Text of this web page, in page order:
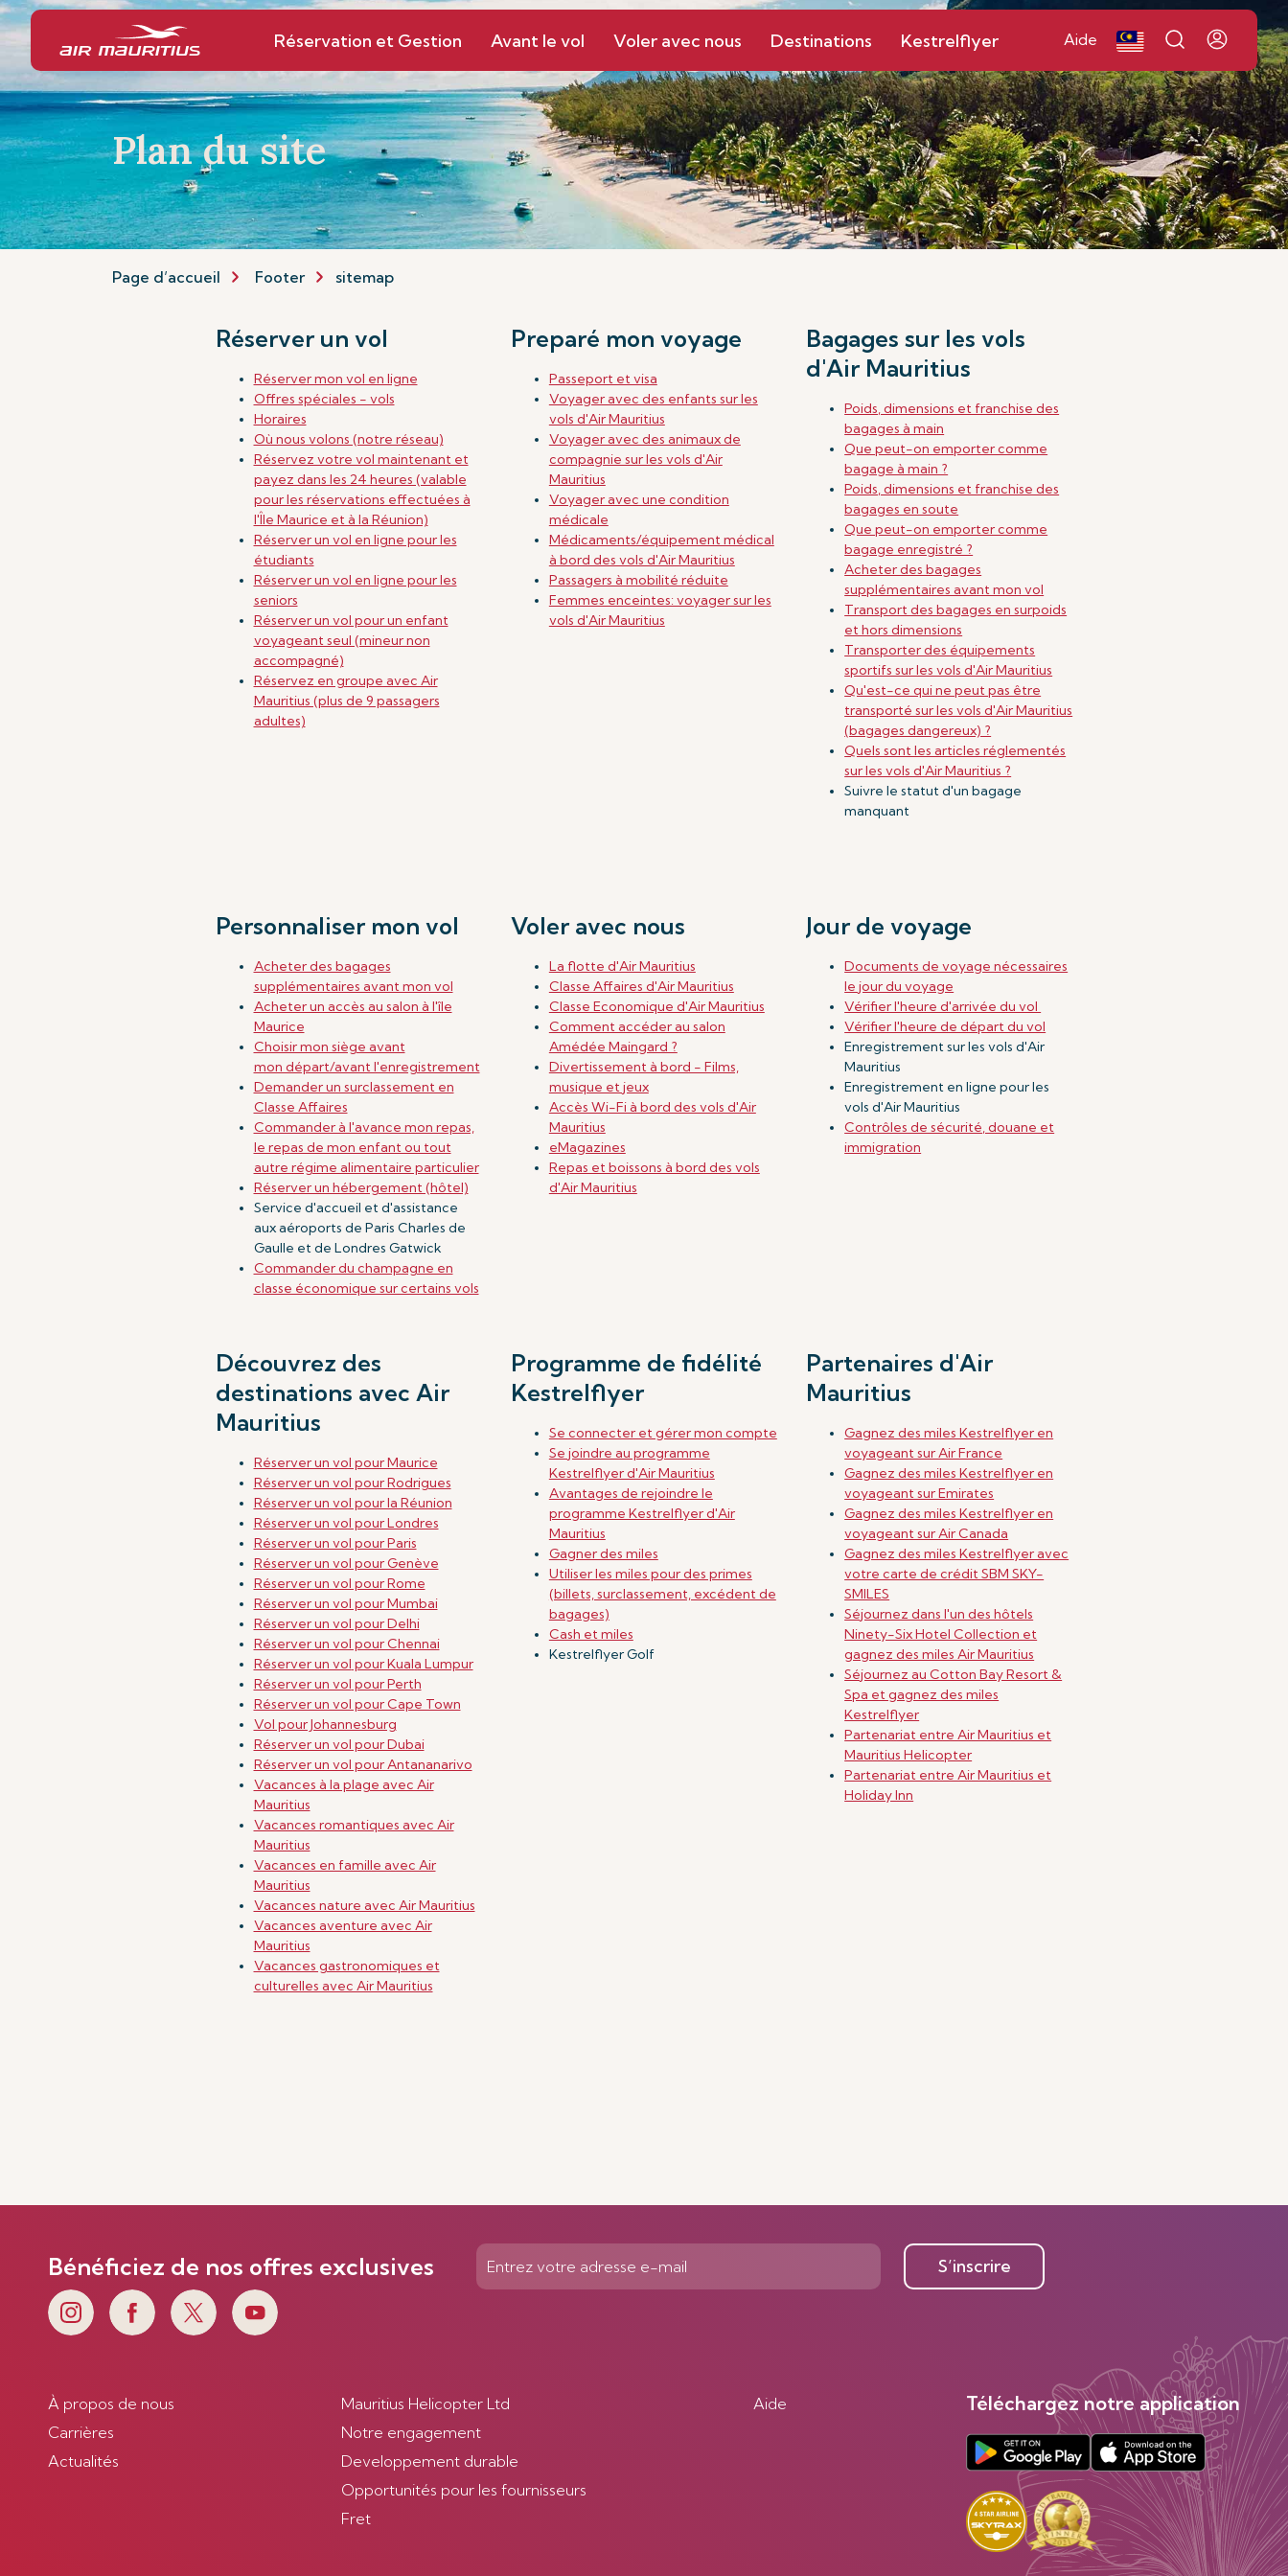
Réservation et Gestion Avant le vol Voler avec nous Destinations Kestrelflyer Aide
Plan du site
Page d’accueil Footer sitemap
Réserver un vol
Réserver mon vol en ligne
Offres spéciales - vols
Horaires
Où nous volons (notre réseau)
Réservez votre vol maintenant et
payez dans les 24 heures (valable
pour les réservations effectuées à
l'Île Maurice et à la Réunion)
Réserver un vol en ligne pour les
étudiants
Réserver un vol en ligne pour les
seniors
Réserver un vol pour un enfant
voyageant seul (mineur non
accompagné)
Réservez en groupe avec Air
Mauritius (plus de 9 passagers
adultes)
Preparé mon voyage
Passeport et visa
Voyager avec des enfants sur les
vols d'Air Mauritius
Voyager avec des animaux de
compagnie sur les vols d'Air
Mauritius
Voyager avec une condition
médicale
Médicaments/équipement médical
à bord des vols d'Air Mauritius
Passagers à mobilité réduite
Femmes enceintes: voyager sur les
vols d'Air Mauritius
Bagages sur les vols
d'Air Mauritius
Poids, dimensions et franchise des
bagages à main
Que peut-on emporter comme
bagage à main ?
Poids, dimensions et franchise des
bagages en soute
Que peut-on emporter comme
bagage enregistré ?
Acheter des bagages
supplémentaires avant mon vol
Transport des bagages en surpoids
et hors dimensions
Transporter des équipements
sportifs sur les vols d'Air Mauritius
Qu'est-ce qui ne peut pas être
transporté sur les vols d'Air Mauritius
(bagages dangereux) ?
Quels sont les articles réglementés
sur les vols d'Air Mauritius ?
Suivre le statut d'un bagage
manquant
Personnaliser mon vol
Acheter des bagages
supplémentaires avant mon vol
Acheter un accès au salon à l'île
Maurice
Choisir mon siège avant
mon départ/avant l'enregistrement
Demander un surclassement en
Classe Affaires
Commander à l'avance mon repas,
le repas de mon enfant ou tout
autre régime alimentaire particulier
Réserver un hébergement (hôtel)
Service d'accueil et d'assistance
aux aéroports de Paris Charles de
Gaulle et de Londres Gatwick
Commander du champagne en
classe économique sur certains vols
Voler avec nous
La flotte d'Air Mauritius
Classe Affaires d'Air Mauritius
Classe Economique d'Air Mauritius
Comment accéder au salon
Amédée Maingard ?
Divertissement à bord - Films,
musique et jeux
Accès Wi-Fi à bord des vols d'Air
Mauritius
eMagazines
Repas et boissons à bord des vols
d'Air Mauritius
Jour de voyage
Documents de voyage nécessaires
le jour du voyage
Vérifier l'heure d'arrivée du vol
Vérifier l'heure de départ du vol
Enregistrement sur les vols d'Air
Mauritius
Enregistrement en ligne pour les
vols d'Air Mauritius
Contrôles de sécurité, douane et
immigration
Découvrez des
destinations avec Air
Mauritius
Réserver un vol pour Maurice
Réserver un vol pour Rodrigues
Réserver un vol pour la Réunion
Réserver un vol pour Londres
Réserver un vol pour Paris
Réserver un vol pour Genève
Réserver un vol pour Rome
Réserver un vol pour Mumbai
Réserver un vol pour Delhi
Réserver un vol pour Chennai
Réserver un vol pour Kuala Lumpur
Réserver un vol pour Perth
Réserver un vol pour Cape Town
Vol pour Johannesburg
Réserver un vol pour Dubai
Réserver un vol pour Antananarivo
Vacances à la plage avec Air
Mauritius
Vacances romantiques avec Air
Mauritius
Vacances en famille avec Air
Mauritius
Vacances nature avec Air Mauritius
Vacances aventure avec Air
Mauritius
Vacances gastronomiques et
culturelles avec Air Mauritius
Programme de fidélité
Kestrelflyer
Se connecter et gérer mon compte
Se joindre au programme
Kestrelflyer d'Air Mauritius
Avantages de rejoindre le
programme Kestrelflyer d'Air
Mauritius
Gagner des miles
Utiliser les miles pour des primes
(billets, surclassement, excédent de
bagages)
Cash et miles
Kestrelflyer Golf
Partenaires d'Air
Mauritius
Gagnez des miles Kestrelflyer en
voyageant sur Air France
Gagnez des miles Kestrelflyer en
voyageant sur Emirates
Gagnez des miles Kestrelflyer en
voyageant sur Air Canada
Gagnez des miles Kestrelflyer avec
votre carte de crédit SBM SKY-
SMILES
Séjournez dans l'un des hôtels
Ninety-Six Hotel Collection et
gagnez des miles Air Mauritius
Séjournez au Cotton Bay Resort &
Spa et gagnez des miles
Kestrelflyer
Partenariat entre Air Mauritius et
Mauritius Helicopter
Partenariat entre Air Mauritius et
Holiday Inn
Bénéficiez de nos offres exclusives S’inscrire
À propos de nous
Carrières
Actualités
Mauritius Helicopter Ltd
Notre engagement
Developpement durable
Opportunités pour les fournisseurs
Fret
Aide Téléchargez notre application